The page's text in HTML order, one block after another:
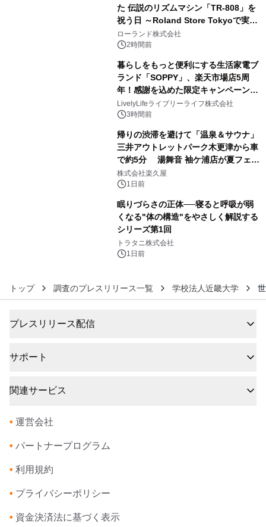
た 伝説のリズムマシン「TR-808」を
祝う日 ～Roland Store Tokyoで実機
を展示しての 記念キャンペーンを開
催 英国ラジオ「NTS」の 特別プログ
ラムや、「TR-808」を愛する伝説的
アーティストを フィーチャーしたアニ
メーションを公開～
ローランド株式会社
2時間前
暮らしをもっと便利にする生活家電ブ
ランド「SOPPY」、楽天市場店5周
年！感謝を込めた限定キャンペーンを
8月10日より開催
LivelyLifeライブリーライフ株式会社
3時間前
帰りの渋滞を避けて「温泉＆サウナ」
三井アウトレットパーク木更津から車
で約5分 湯舞音 袖ケ浦店が夏フェア
メニューを提供
株式会社楽久屋
1日前
眠りづらさの正体──寝ると呼吸が弱
くなる"体の構造"をやさしく解説する
シリーズ第1回
トラタニ株式会社
1日前
トップ 調査のプレスリリース一覧 学校法人近畿大学
プレスリリース配信
サポート
関連サービス
• 運営会社
• パートナープログラム
• 利用規約
• プライバシーポリシー
• 資金決済法に基づく表示